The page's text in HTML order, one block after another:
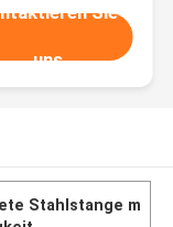
Sie
uns
Stahlstange m